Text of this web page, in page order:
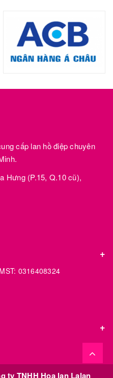
cấp lan hồ điệp chuyên
Hưng (P.15, Q.10 cũ),
0316408324
ty TNHH Hoa lan Lalan